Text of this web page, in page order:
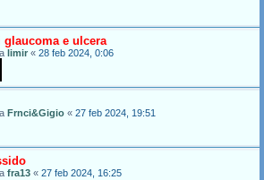
glaucoma e ulcera
limir « 28 feb 2024, 0:06
Frnci&Gigio « 27 feb 2024, 19:51
fra13 « 27 feb 2024, 16:25